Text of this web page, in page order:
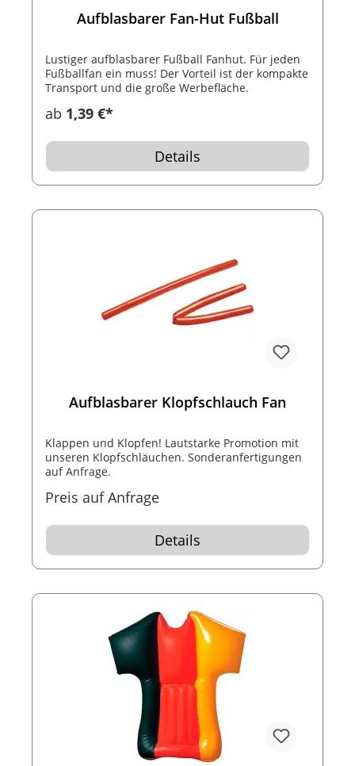
Aufblasbarer Fan-Hut Fußball
Lustiger aufblasbarer Fußball Fanhut. Für jeden
Fußballfan ein muss! Der Vorteil ist der kompakte
Transport und die große Werbefläche.
ab 1,39 €*
Details
Aufblasbarer Klopfschlauch Fan
Klappen und Klopfen! Lautstarke Promotion mit
unseren Klopfschläuchen. Sonderanfertigungen
auf Anfrage.
Preis auf Anfrage
Details